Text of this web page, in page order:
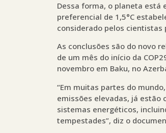
Dessa forma, o planeta está
preferencial de 1,5°C
considerado pelos
As conclusões são do novo
de um mês do início da
novembro em Baku, no
“Em muitas partes do
emissões elevadas, já estão
sistemas energéticos,
tempestades”, diz o